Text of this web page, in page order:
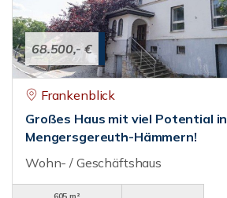
68.500,- €
Frankenblick
Großes Haus mit viel Potential in
Mengersgereuth-Hämmern!
Wohn- / Geschäftshaus